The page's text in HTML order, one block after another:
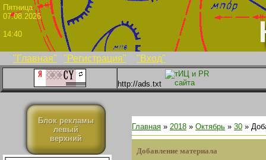
"Главная" "Регистрация" "Вход"
07.08.2026
14:40
http://ads.txt
Блок рекламы
левый
верхний
Главная » 2018 » Октябрь » 30 »
Добавление материала